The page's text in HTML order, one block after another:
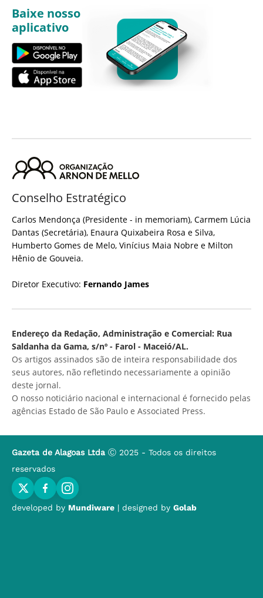
Baixe nosso
aplicativo
Conselho Estratégico
Carlos Mendonça (Presidente - in memoriam), Carmem Lúcia
Dantas (Secretária), Enaura Quixabeira Rosa e Silva,
Humberto Gomes de Melo, Vinícius Maia Nobre e Milton
Hênio de Gouveia.
Diretor Executivo: Fernando James
Endereço da Redação, Administração e Comercial: Rua
Saldanha da Gama, s/nº - Farol - Maceió/AL.
Os artigos assinados são de inteira responsabilidade dos
seus autores, não refletindo necessariamente a opinião
deste jornal.
O nosso noticiário nacional e internacional é fornecido pelas
agências Estado de São Paulo e Associated Press.
Gazeta de Alagoas Ltda Ⓒ 2025 - Todos os direitos
reservados
developed by Mundiware | designed by Golab